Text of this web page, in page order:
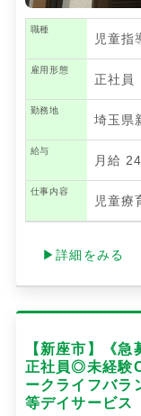
職種
児童指
雇用形態
正社員
勤務地
埼玉県
給与
月給
仕事内容
児童療
▶詳細をみる
【新座市】《
正社員◎未経験
ークライフバラ
等デイサービ